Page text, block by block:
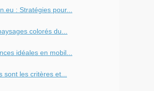
: Stratégies pour...
colorés du...
idéales en mobil...
sont les critères et...